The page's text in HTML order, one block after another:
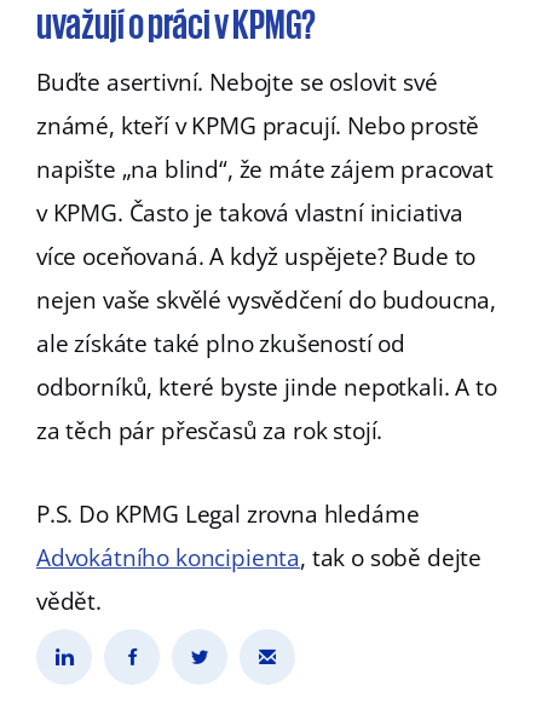
uvažují o práci v KPMG?
Buďte asertivní. Nebojte se oslovit své
známé, kteří v KPMG pracují. Nebo prostě
napište „na blind“, že máte zájem pracovat
v KPMG. Často je taková vlastní iniciativa
více oceňovaná. A když uspějete? Bude to
nejen vaše skvělé vysvědčení do budoucna,
ale získáte také plno zkušeností od
odborníků, které byste jinde nepotkali. A to
za těch pár přesčasů za rok stojí.
P.S. Do KPMG Legal zrovna hledáme
Advokátního koncipienta, tak o sobě dejte
vědět.